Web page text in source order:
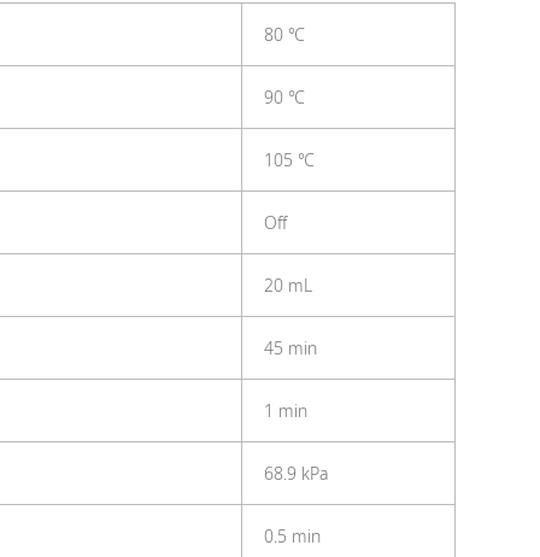
80 ℃
90 ℃
105 ℃
Off
20 mL
45 min
1 min
68.9 kPa
0.5 min